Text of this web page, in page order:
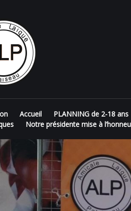
Accueil PLANNING de 2-18 ans
Notre présidente mise à